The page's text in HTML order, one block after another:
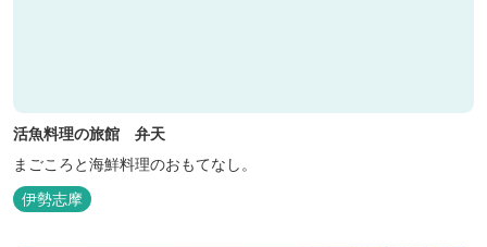
活魚料理の旅館 弁天
まごころと海鮮料理のおもてなし。
伊勢志摩